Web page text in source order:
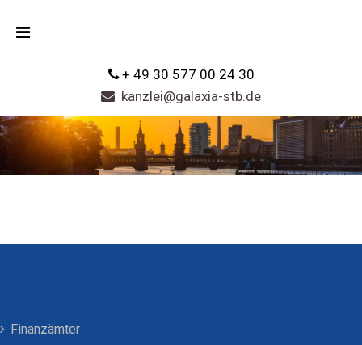
+ 49 30 577 00 24 30
kanzlei@galaxia-stb.de
Finanzämter